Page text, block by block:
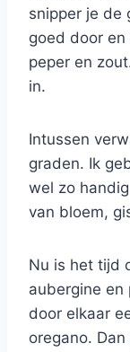
snipper je de
goed door
peper en
in.
Intussen
graden. Ik
wel zo
van bloem,
Nu is het tijd
aubergine en
door elkaar
oregano.